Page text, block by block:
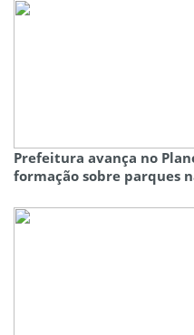
Prefeitura avança no
formação sobre parques